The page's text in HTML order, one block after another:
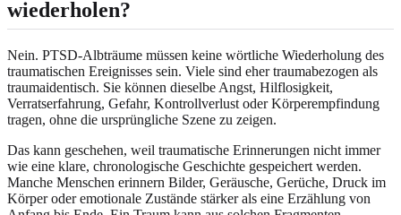
wiederholen?
Nein. PTSD-Albträume müssen keine wörtliche Wiederholung des
traumatischen Ereignisses sein. Viele sind eher traumabezogen als
traumaidentisch. Sie können dieselbe Angst, Hilflosigkeit,
Verratserfahrung, Gefahr, Kontrollverlust oder Körperempfindung
tragen, ohne die ursprüngliche Szene zu zeigen.
Das kann geschehen, weil traumatische Erinnerungen nicht immer
wie eine klare, chronologische Geschichte gespeichert werden.
Manche Menschen erinnern Bilder, Geräusche, Gerüche, Druck im
Körper oder emotionale Zustände stärker als eine Erzählung von